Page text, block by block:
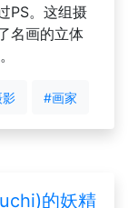
PS。这组摄
名画的立体
#画家
的妖精